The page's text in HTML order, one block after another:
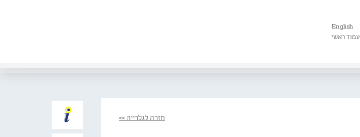
English
עמוד ראשי
חזרה לגלרייה >>